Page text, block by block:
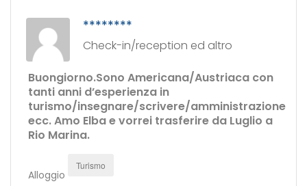
********
Check-in/reception ed altro
Buongiorno.Sono Americana/Austriaca con
tanti anni d’esperienza in
turismo/insegnare/scrivere/amministrazione
ecc. Amo Elba e vorrei trasferire da Luglio a
Rio Marina.
Alloggio
Turismo